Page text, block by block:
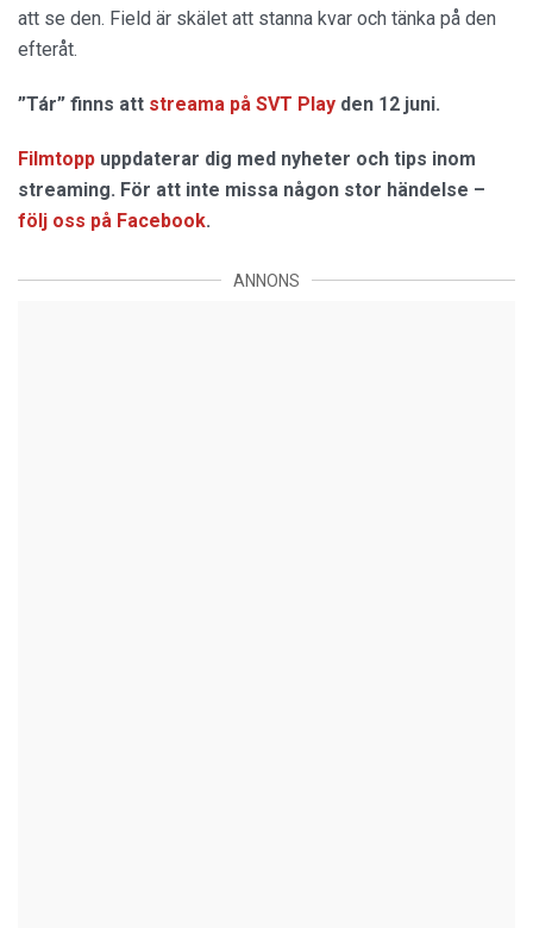
att se den. Field är skälet att stanna kvar och tänka på den
efteråt.
”Tár” finns att streama på SVT Play den 12 juni.
Filmtopp uppdaterar dig med nyheter och tips inom
streaming. För att inte missa någon stor händelse –
följ oss på Facebook.
ANNONS